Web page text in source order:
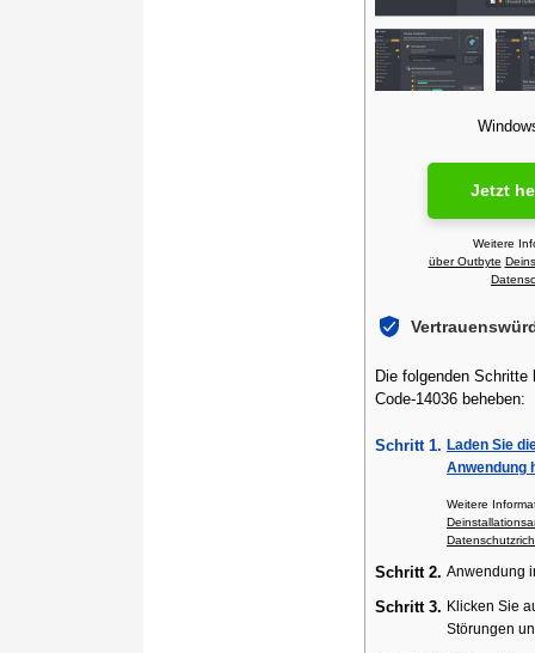
Jetzt
Weitere
über Outbyte
Die folgenden Schritte
Code-14036 beheben:
Schritt 1. Laden Sie
Anwendung
Weitere
Schritt 2. Anwendung
Schritt 3. Klicken Sie
Störungen